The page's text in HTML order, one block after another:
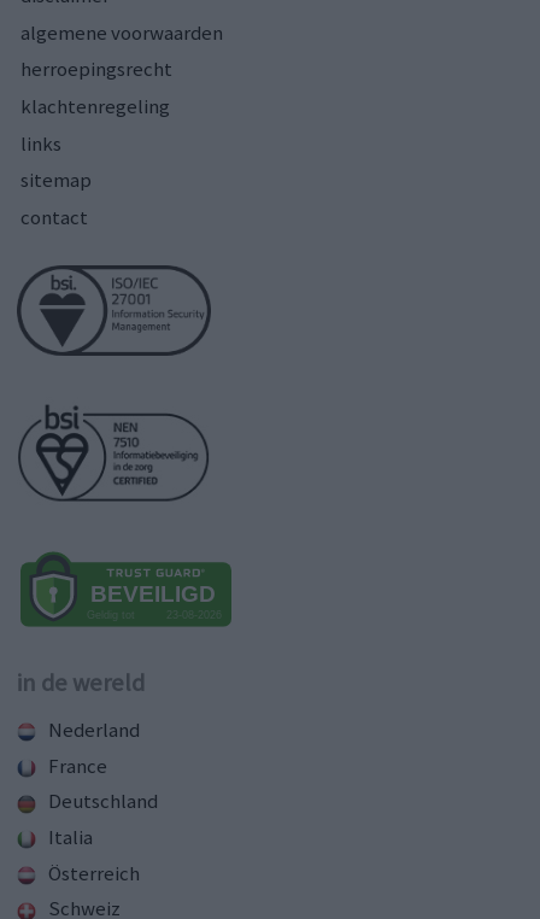
algemene voorwaarden
herroepingsrecht
klachtenregeling
links
sitemap
contact
in de wereld
Nederland
France
Deutschland
Italia
Österreich
Schweiz